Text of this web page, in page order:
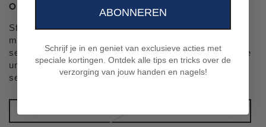
Ora a un prezzo speciale!
Sfrutta al massimo le tue avventure estive con il set
manicure in edizione limitata Holiday di Herome. Questo
set contiene tutti i prodotti essenziali per la cura di mani e
unghie in formato mini da viaggio, così potrai avere mani
sempre impeccabili ovunque tu vada. ✈️🌴
Variante
esaurita
ABONNEREN
Schrijf je in en geniet van exclusieve acties met
speciale kortingen. Ontdek alle tips en tricks over de
verzorging van jouw handen en nagels!